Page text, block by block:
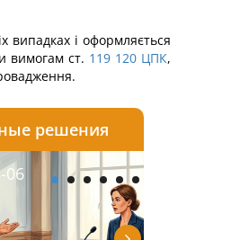
випадках і оформляється
вимогам ст. 119 120 ЦПК,
2026-08-05
2026-08-03
2026-06-01
решения
06